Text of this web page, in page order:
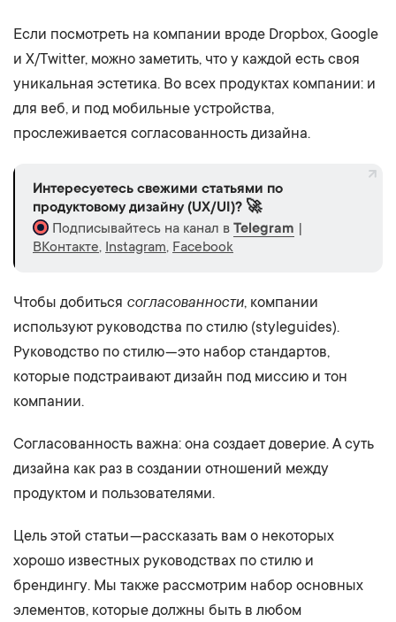
Если посмотреть на компании вроде Dropbox, Google
и X/Twitter, можно заметить, что у каждой есть своя
уникальная эстетика. Во всех продуктах компании: и
для веб, и под мобильные устройства,
прослеживается согласованность дизайна.
Интересуетесь свежими статьями по
продуктовому дизайну (UX/UI)? 🚀
Подписывайтесь на канал в Telegram |
ВКонтакте, Instagram, Facebook
Чтобы добиться согласованности, компании
используют руководства по стилю (styleguides).
Руководство по стилю — это набор стандартов,
которые подстраивают дизайн под миссию и тон
компании.
Согласованность важна: она создает доверие. А суть
дизайна как раз в создании отношений между
продуктом и пользователями.
Цель этой статьи — рассказать вам о некоторых
хорошо известных руководствах по стилю и
брендингу. Мы также рассмотрим набор основных
элементов, которые должны быть в любом